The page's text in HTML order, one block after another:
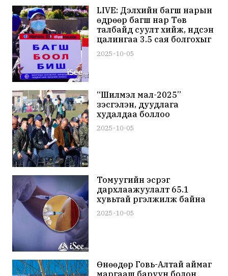
LIVE: Дэлхийн багш нарын
өдрөөр багш нар Төв
талбайд суулт хийж, үндсэн
цалингаа 3.5 сая болгохыг
2025-10-05
“Шилмэл мал-2025”
үзэсгэлэн, дуудлага
худалдаа боллоо
2025-10-05
Томуугийн эсрэг
дархлаажуулалт 65.1
хувьтай үргэлжилж байна
2025-10-05
Өнөөдөр Говь-Алтай аймаг
маргааш баруун болон